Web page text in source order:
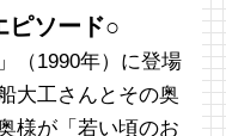
ピソード○
（1990年）に登場
大工さんとその奥
様が「若い頃のお